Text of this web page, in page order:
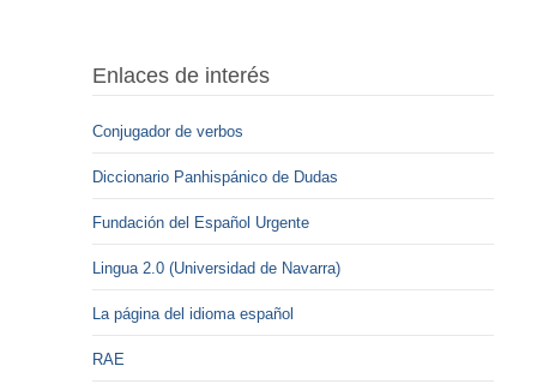
Enlaces de interés
Conjugador de verbos
Diccionario Panhispánico de Dudas
Fundación del Español Urgente
Lingua 2.0 (Universidad de Navarra)
La página del idioma español
RAE